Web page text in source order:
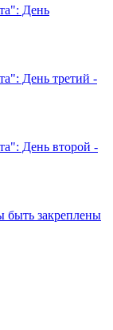
День
День третий -
День второй -
закреплены